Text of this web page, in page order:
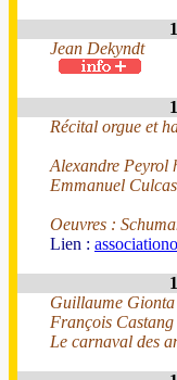
Jean Dekyndt
Récital orgue et
Alexandre Peyrol
Emmanuel
Oeuvres :
Lien :
Guillaume Gionta
François
Le carnaval des